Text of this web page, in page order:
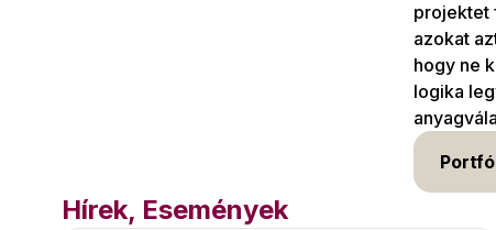
projektet
azokat
hogy ne
logika
Hírek, Események